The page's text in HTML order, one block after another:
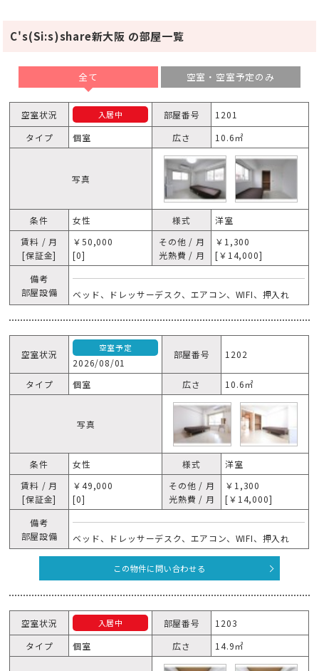
C's(Si:s)share新大阪 の部屋一覧
全て 空室・空室予定のみ
空室状況 入居中 部屋番号
1201
タイプ
個室 広さ 10.6㎡
写真
条件 女性 様式
洋室
賃料 / 月
[保証金]
￥50,000
[0]
その他 / 月
光熱費 / 月
￥1,300
[￥14,000]
備考
部屋設備
ベッド、ドレッサーデスク、エアコン、WIFI、押入れ
空室状況
空室予定
2026/08/01
部屋番号 1202
タイプ 個室 広さ 10.6㎡
写真
条件 女性 様式
洋室
賃料 / 月
[保証金]
￥49,000
[0]
その他 / 月
光熱費 / 月
￥1,300
[￥14,000]
備考
部屋設備
ベッド、ドレッサーデスク、エアコン、WIFI、押入れ
この物件に問い合わせる
空室状況 入居中 部屋番号
1203
タイプ
個室 広さ 14.9㎡